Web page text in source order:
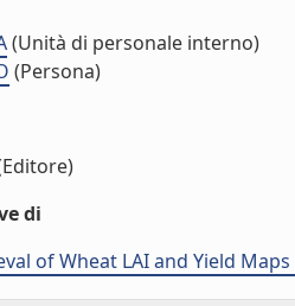
(Unità di personale interno)
(Persona)
di
of Wheat LAI and Yield